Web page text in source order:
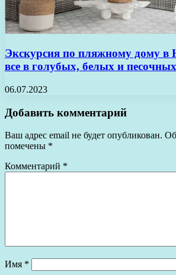
Экскурсия по пляжному дому в
все в голубых, белых и
06.07.2023
Добавить комментарий
Ваш адрес email не будет опубликован.
помечены *
Комментарий *
Имя *